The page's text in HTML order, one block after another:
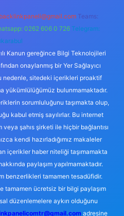
backlinkpaneli@gmail.com Teams:
0262 606 0 726 Telegram:
Kanun gereğince Bilgi Teknolojileri
onaylanmış bir Yer Sağlayıcı
nedenle, sitedeki içerikleri proaktif
yükümlülüğümüz bulunmamaktadır.
sorumluluğunu taşımakta olup,
kabul etmiş sayılırlar. Bu internet
şahıs şirketi ile hiçbir bağlantısı
kendi hazırladığımız makaleler
içerikler haber niteliği taşımamakta
paylaşım yapılmamaktadır.
benzerlikleri tamamen tesadüfidir.
tamamen ücretsiz bir bilgi paylaşım
düzenlemelere aykırı olduğunu
adresine